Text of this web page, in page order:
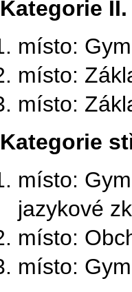
Kategorie
místo:
místo:
místo:
Kategorie
místo:
jazykové
místo:
místo: